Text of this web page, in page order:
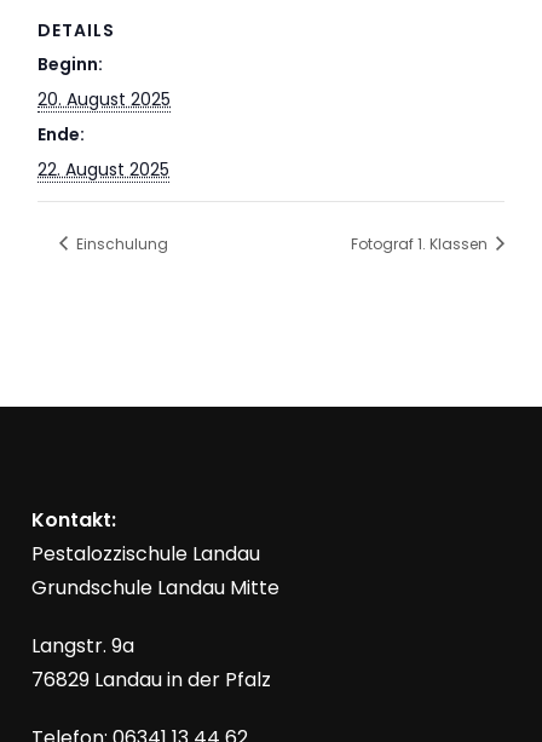
DETAILS
Beginn:
20. August 2025
Ende:
22. August 2025
Einschulung Fotograf 1. Klassen
Kontakt:
Pestalozzischule Landau
Grundschule Landau Mitte
Langstr. 9a
76829 Landau in der Pfalz